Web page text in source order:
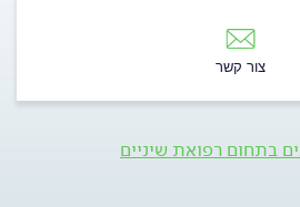
צור קשר
בתחום רפואת שיניים